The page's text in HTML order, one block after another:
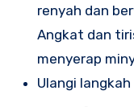
renyah dan
Angkat dan
menyerap
Ulangi